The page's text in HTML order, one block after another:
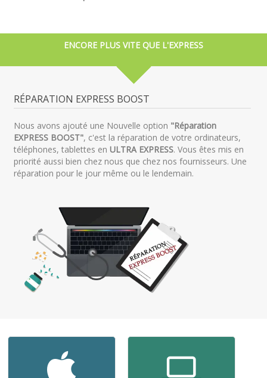
ENCORE PLUS VITE QUE L'EXPRESS
RÉPARATION EXPRESS BOOST
Nous avons ajouté une Nouvelle option "Réparation
EXPRESS BOOST", c'est la réparation de votre ordinateurs,
téléphones, tablettes en ULTRA EXPRESS. Vous êtes mis en
priorité aussi bien chez nous que chez nos fournisseurs. Une
réparation pour le jour même ou le lendemain.